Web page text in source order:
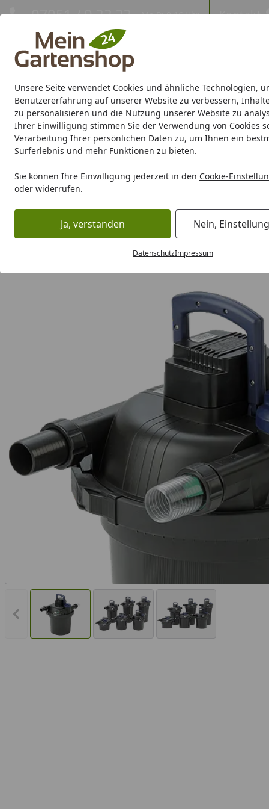
Unsere Seite verwendet Cookies und ähnliche Technologien,
Benutzererfahrung auf unserer Website zu verbessern,
zu personalisieren und die Nutzung unserer Website zu
Ihrer Einwilligung stimmen Sie der Verwendung von Cookies
Verarbeitung Ihrer persönlichen Daten zu, um Ihnen ein
Surferlebnis und mehr Funktionen zu bieten.
Sie können Ihre Einwilligung jederzeit in den Cookie-
oder widerrufen.
Ja, verstanden Nein,
DatenschutzImpressum
Eigene Montage-Teams
07051 / 9 22 22 Mo-Fr. 8-16 Uhr Kontakt
Gartenhaus Gerätehaus Gewächshaus Carport/
Marken Sale %
Karibu Pools inkl.
Dein Traumpool im Sorglos-
Oase FiltoClear 12000
Vorheriges Bild anzeigen